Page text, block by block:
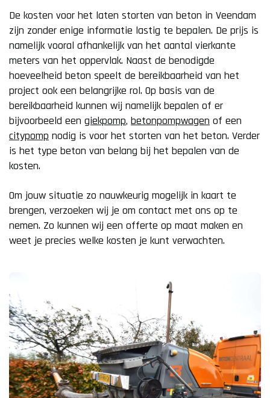
De kosten voor het laten storten van beton in Veendam
zijn zonder enige informatie lastig te bepalen. De prijs is
namelijk vooral afhankelijk van het aantal vierkante
meters van het oppervlak. Naast de benodigde
hoeveelheid beton speelt de bereikbaarheid van het
project ook een belangrijke rol. Op basis van de
bereikbaarheid kunnen wij namelijk bepalen of er
bijvoorbeeld een giekpomp, betonpompwagen of een
citypomp nodig is voor het storten van het beton. Verder
is het type beton van belang bij het bepalen van de
kosten.
Om jouw situatie zo nauwkeurig mogelijk in kaart te
brengen, verzoeken wij je om contact met ons op te
nemen. Zo kunnen wij een offerte op maat maken en
weet je precies welke kosten je kunt verwachten.